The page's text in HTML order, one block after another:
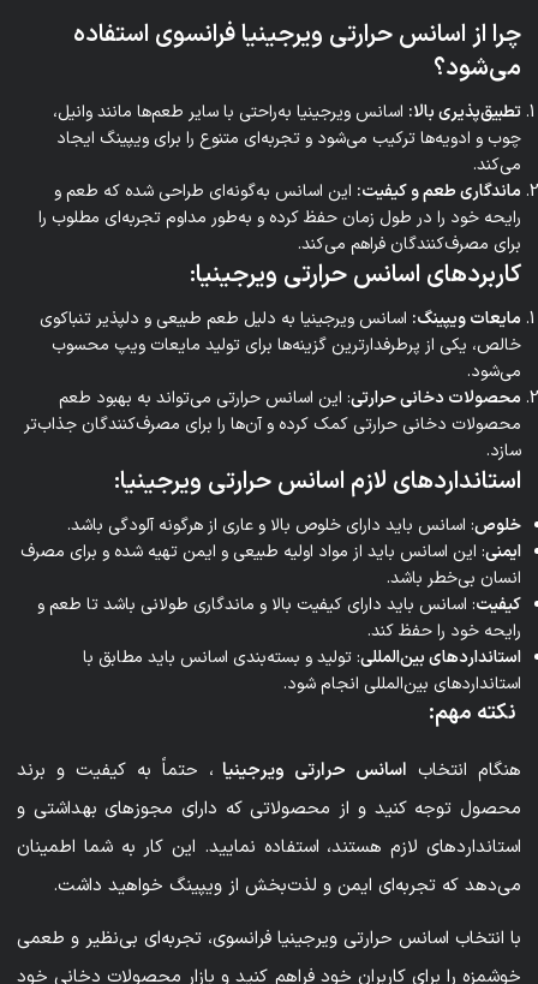
چرا از اسانس حرارتی ویرجینیا فرانسوی استفاده
می‌شود؟
تطبیق‌پذیری بالا: اسانس ویرجینیا به‌راحتی با سایر طعم‌ها مانند وانیل،
چوب و ادویه‌ها ترکیب می‌شود و تجربه‌ای متنوع را برای ویپینگ ایجاد
می‌کند.
ماندگاری طعم و کیفیت: این اسانس به‌گونه‌ای طراحی شده که طعم و
رایحه خود را در طول زمان حفظ کرده و به‌طور مداوم تجربه‌ای مطلوب را
برای مصرف‌کنندگان فراهم می‌کند.
کاربردهای اسانس حرارتی ویرجینیا:
مایعات ویپینگ: اسانس ویرجینیا به دلیل طعم طبیعی و دلپذیر تنباکوی
خالص، یکی از پرطرفدارترین گزینه‌ها برای تولید مایعات ویپ محسوب
می‌شود.
محصولات دخانی حرارتی: این اسانس حرارتی می‌تواند به بهبود طعم
محصولات دخانی حرارتی کمک کرده و آن‌ها را برای مصرف‌کنندگان جذاب‌تر
سازد.
استانداردهای لازم اسانس حرارتی ویرجینیا:
خلوص: اسانس باید دارای خلوص بالا و عاری از هرگونه آلودگی باشد.
ایمنی: این اسانس باید از مواد اولیه طبیعی و ایمن تهیه شده و برای مصرف
انسان بی‌خطر باشد.
کیفیت: اسانس باید دارای کیفیت بالا و ماندگاری طولانی باشد تا طعم و
رایحه خود را حفظ کند.
استانداردهای بین‌المللی: تولید و بسته‌بندی اسانس باید مطابق با
استانداردهای بین‌المللی انجام شود.
نکته مهم:
هنگام انتخاب اسانس حرارتی ویرجینیا ، حتماً به کیفیت و برند
محصول توجه کنید و از محصولاتی که دارای مجوزهای بهداشتی و
استانداردهای لازم هستند، استفاده نمایید. این کار به شما اطمینان
می‌دهد که تجربه‌ای ایمن و لذت‌بخش از ویپینگ خواهید داشت.
با انتخاب اسانس حرارتی ویرجینیا فرانسوی، تجربه‌ای بی‌نظیر و طعمی
خوشمزه را برای کاربران خود فراهم کنید و بازار محصولات دخانی خود